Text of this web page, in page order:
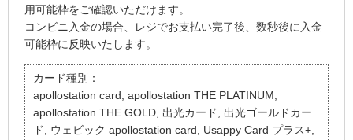
用可能枠をご確認いただけます。
コンビニ入金の場合、レジでお支払い完了後、数秒後に入金
可能枠に反映いたします。
カード種別：
apollostation card, apollostation THE PLATINUM,
apollostation THE GOLD, 出光カード, 出光ゴールドカー
ド, ウェビック apollostation card, Usappy Card プラス+,